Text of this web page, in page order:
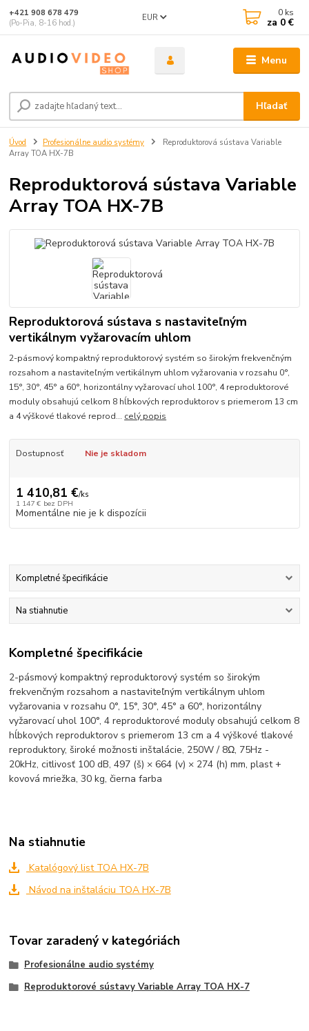
Menu
EUR
Hľadať
+421 908 678 479
(Po-Pia, 8-16 hod.)
0 ks
za 0 €
Úvod Profesionálne audio systémy
Reproduktorová sústava Variable
Array TOA HX-7B
Reproduktorová sústava Variable
Array TOA HX-7B
Reproduktorová sústava s nastaviteľným
vertikálnym vyžarovacím uhlom
2-pásmový kompaktný reproduktorový systém so širokým frekvenčným
rozsahom a nastaviteľným vertikálnym uhlom vyžarovania v rozsahu 0°,
15°, 30°, 45° a 60°, horizontálny vyžarovací uhol 100°, 4 reproduktorové
moduly obsahujú celkom 8 hĺbkových reproduktorov s priemerom 13 cm
a 4 výškové tlakové reprod... celý popis
Dostupnosť Nie je skladom
1 410,81 €/ks
1 147 € bez DPH
Momentálne nie je k dispozícii
Kompletné špecifikácie
Na stiahnutie
Kompletné špecifikácie
2-pásmový kompaktný reproduktorový systém so širokým
frekvenčným rozsahom a nastaviteľným vertikálnym uhlom
vyžarovania v rozsahu 0°, 15°, 30°, 45° a 60°, horizontálny
vyžarovací uhol 100°, 4 reproduktorové moduly obsahujú celkom 8
hĺbkových reproduktorov s priemerom 13 cm a 4 výškové tlakové
reproduktory, široké možnosti inštalácie, 250W / 8Ω, 75Hz -
20kHz, citlivosť 100 dB, 497 (š) × 664 (v) × 274 (h) mm, plast +
kovová mriežka, 30 kg, čierna farba
Na stiahnutie
Katalógový list TOA HX-7B
Návod na inštaláciu TOA HX-7B
Tovar zaradený v kategóriách
Profesionálne audio systémy
Reproduktorové sústavy Variable Array TOA HX-7